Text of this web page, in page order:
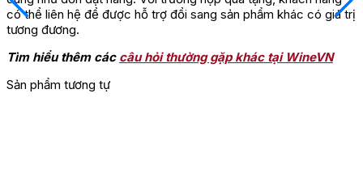
có thể liên hệ để được hỗ trợ đổi sang sản phẩm khác có giá trị
tương đương.
Tìm hiểu thêm các câu hỏi thường gặp khác tại WineVN
Sản phẩm tương tự